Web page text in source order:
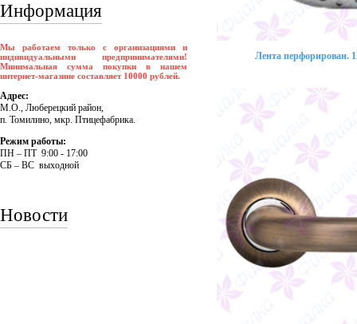
Информация
Мы работаем только с организациями и
индивидуальными предпринимателями!
Минимальная сумма покупки в нашем
интернет-магазине составляет 10000 рублей.
Адрес:
М.О., Люберецкий район,
п. Томилино, мкр. Птицефабрика.
Режим работы:
ПH – ПT 9:00 - 17:00
CБ – BC выходной
Новости
Лента перфорирован.